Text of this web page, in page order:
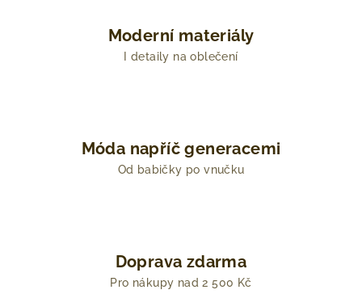
Moderní materiály
I detaily na oblečení
Móda napříč generacemi
Od babičky po vnučku
Doprava zdarma
Pro nákupy nad 2 500 Kč